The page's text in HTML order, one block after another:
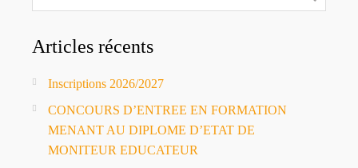
Articles récents
Inscriptions 2026/2027
CONCOURS D’ENTREE EN FORMATION
MENANT AU DIPLOME D’ETAT DE
MONITEUR EDUCATEUR